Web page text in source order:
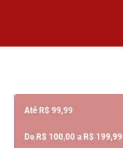
Até R$ 99,99
De R$ 100,00 a R$ 199,99